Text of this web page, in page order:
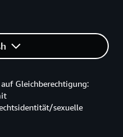
Gleichberechtigung:
sexuelle